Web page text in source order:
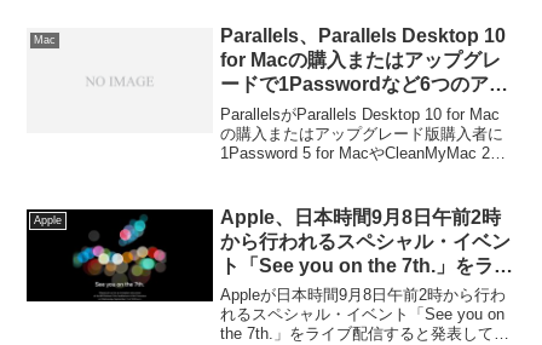
Mac
Parallels、Parallels Desktop 10
for Macの購入またはアップグレ
ードで1Passwordなど6つのアプ
リを無料で提供するバンドルセー
ルを11月28日まで開催中。
ParallelsがParallels Desktop 10 for Mac
の購入またはアップグレード版購入者に
1Password 5 for MacやCleanMyMac 2な
ンドル セール」を実施中です。詳細は以
下から。
Apple
Apple、日本時間9月8日午前2時
から行われるスペシャル・イベン
ト「See you on the 7th.」をライ
ブ配信すると発表。
Appleが日本時間9月8日午前2時から行わ
れるスペシャル・イベント「See you on
the 7th.」をライブ配信すると発表してい